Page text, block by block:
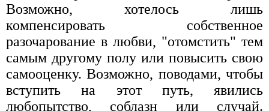
Возможно, хотелось лишь
компенсировать собственное
разочарование в любви, "отомстить" тем
самым другому полу или повысить свою
самооценку. Возможно, поводами, чтобы
вступить на этот путь, явились
любопытство, соблазн или случай.